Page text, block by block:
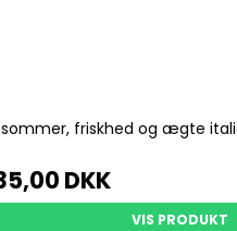
friskhed og ægte
DKK
VIS PRODUKT